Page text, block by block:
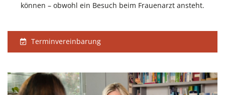
können – obwohl ein Besuch beim Frauenarzt ansteht.
Terminvereinbarung